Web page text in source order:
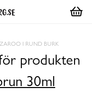
I RUND BURK
produkten
30ml